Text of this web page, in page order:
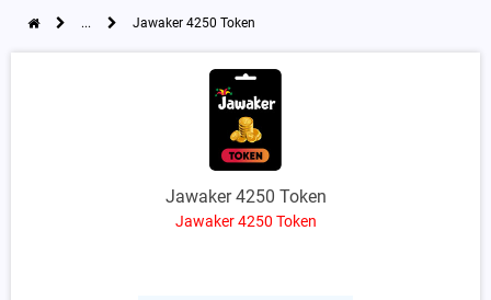
... Jawaker 4250 Token
Jawaker 4250 Token
Jawaker 4250 Token